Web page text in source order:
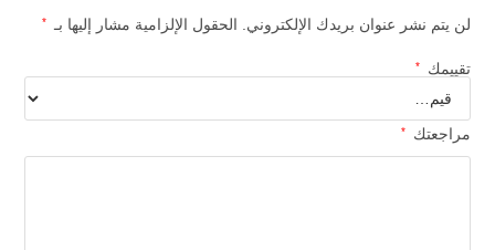
لن يتم نشر عنوان بريدك الإلكتروني. الحقول الإلزامية مشار إليها بـ *
تقييمك *
مراجعتك *